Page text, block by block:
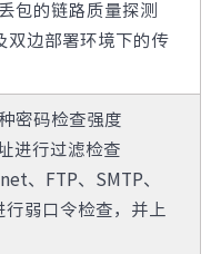
包的链路质量探测
双边部署环境下的传
密码检查强度
进行过滤检查
、FTP、SMTP、
行弱口令检查，并上